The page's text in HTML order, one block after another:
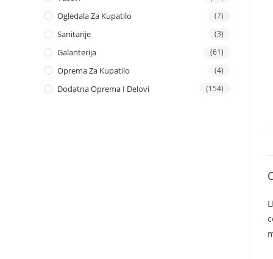
Ogledala Za Kupatilo (7)
Sanitarije (3)
Galanterija (61)
Oprema Za Kupatilo (4)
Dodatna Oprema I Delovi (154)